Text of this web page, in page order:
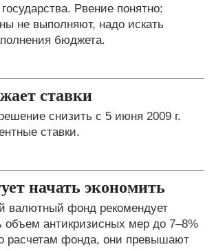
Рвение понятно:
не выполняют, надо искать
бюджета.
ставки
снизить с 5 июня 2009 г.
ставки.
начать экономить
валютный фонд рекомендует
объем антикризисных мер до 7–8%
расчетам фонда, они превышают